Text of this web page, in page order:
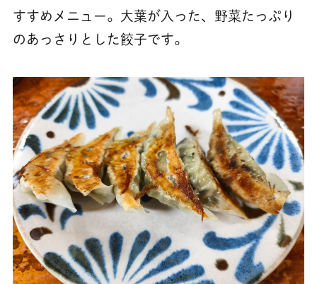
すすめメニュー。大葉が入った、野菜たっぷり
のあっさりとした餃子です。